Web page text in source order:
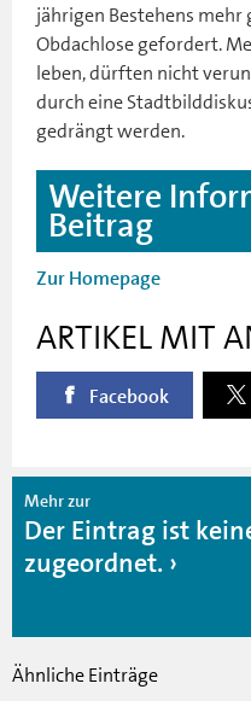
jährigen Bestehens
Obdachlose gefordert.
leben, dürften nicht
durch eine
gedrängt werden.
Weitere
Beitrag
Zur Homepage
ARTIKEL MIT
Facebook
Mehr zur
Der Eintrag ist
zugeordnet.
Ähnliche Einträge